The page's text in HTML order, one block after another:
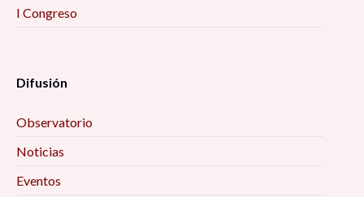
I Congreso
Difusión
Observatorio
Noticias
Eventos